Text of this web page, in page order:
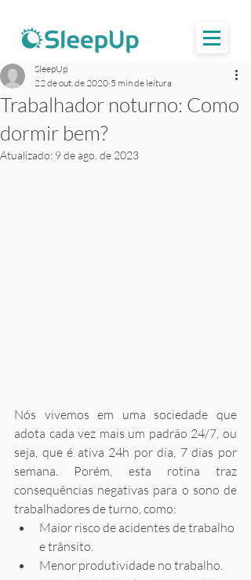
Trabalhador noturno: Como
dormir bem?
SleepUp
22 de out. de 2020 5 min de leitura
Atualizado: 9 de ago. de 2023
Nós vivemos em uma sociedade que
adota cada vez mais um padrão 24/7, ou
seja, que é ativa 24h por dia, 7 dias por
semana. Porém, esta rotina traz
consequências negativas para o sono de
trabalhadores de turno, como:
Maior risco de acidentes de trabalho
e trânsito.
Menor produtividade no trabalho.